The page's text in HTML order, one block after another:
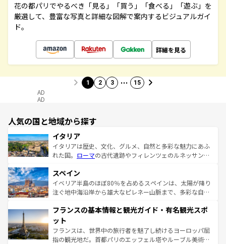
花の都パリでやるべき「見る」「買う」「食べる」「遊ぶ」を
厳選して、豊富な写真と詳細な図解で案内するビジュアルガイ
ド。
詳細を見る
1 2 3 … 15
AD
AD
人気の国と地域から探す
イタリア
イタリアは歴史、文化、グルメ、自然と多彩な魅力にあふ
れた国。 ローマの古代遺跡やフィレンツェのルネッサンス
ろん、トスカーナの美しい田園風景やアマルフィ海岸の絶
景など、自然景観も見逃せない。観光の合間には、本場の
ピザやパスタなど、絶品のイタリア料理を堪能することも
ませてくれるイタリアで、忘れられない旅をしてみよう！
なお、新着のイタリア情報は
しい。
スペイン
イベリア半島のほぼ80％を占めるスペインは、太陽が降り
注ぐ地中海沿岸から雄大なピレネー山脈まで、多彩な自然
文化が根付くこの国では、情熱的なフラメンコ、熱気あふ
れる闘牛、そして美味しいタパスが生活の一部となってい
る。首都マドリードの洗練された雰囲気や、バルセロナの
アートに溢れた街角から、地方では古代ローマ遺跡や中世
フランスの基本情報と観光ガイド・有名観光スポ
ット
フランスは、世界中の旅行者を魅了し続けるヨーロッパ屈
指の観光地だ。首都パリのエッフェル塔やルーブル美術館